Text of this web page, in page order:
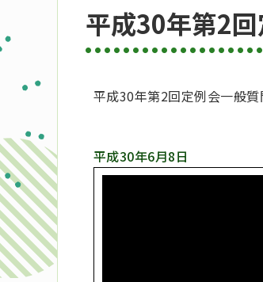
平成30年第2
平成30年第2回定例会一般質
平成30年6月8日